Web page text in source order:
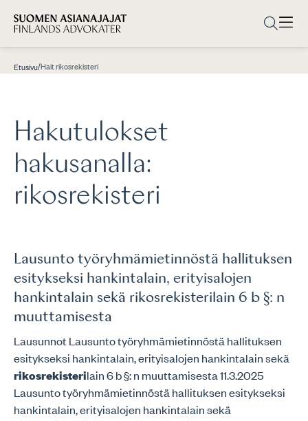
Etusivu/Hait rikosrekisteri
Hakutulokset
hakusanalla:
rikosrekisteri
Lausunto työryhmämietinnöstä hallituksen
esitykseksi hankintalain, erityisalojen
hankintalain sekä rikosrekisterilain 6 b §: n
muuttamisesta
Lausunnot Lausunto työryhmämietinnöstä hallituksen
esitykseksi hankintalain, erityisalojen hankintalain sekä
rikosrekisterilain 6 b §: n muuttamisesta 11.3.2025
Lausunto työryhmämietinnöstä hallituksen esitykseksi
hankintalain, erityisalojen hankintalain sekä